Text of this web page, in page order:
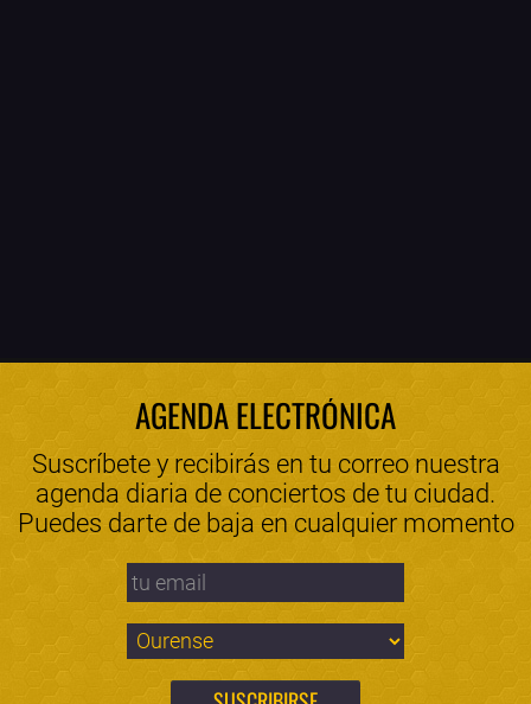
AGENDA ELECTRÓNICA
Suscríbete y recibirás en tu correo nuestra
agenda diaria de conciertos de tu ciudad.
Puedes darte de baja en cualquier momento